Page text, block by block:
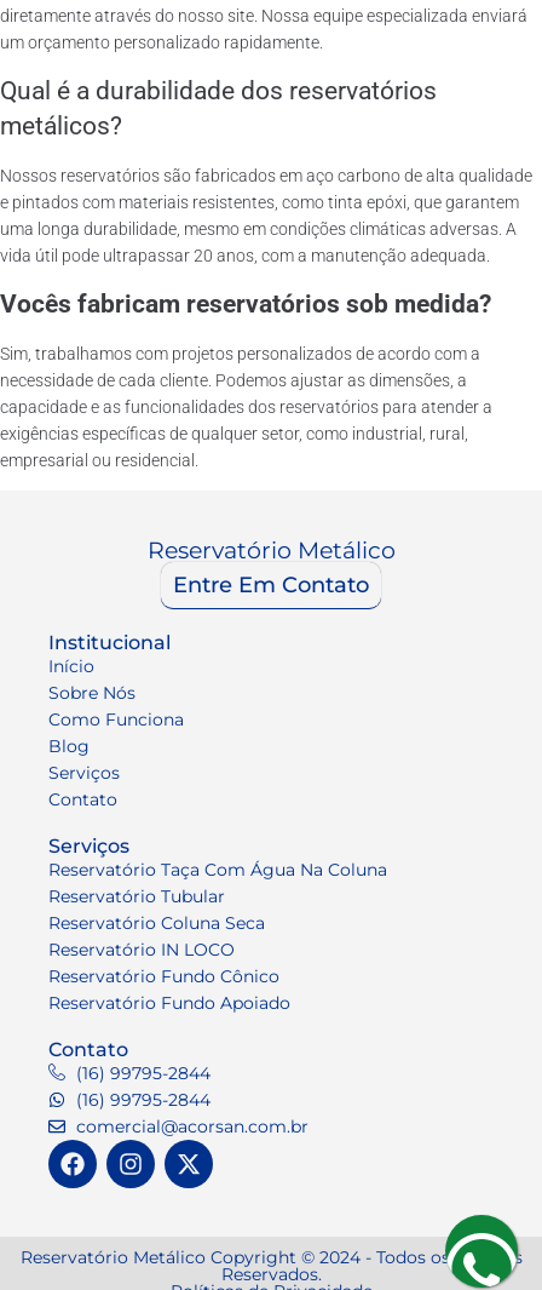
diretamente através do nosso site. Nossa equipe especializada enviará
um orçamento personalizado rapidamente.
Qual é a durabilidade dos reservatórios
metálicos?
Nossos reservatórios são fabricados em aço carbono de alta qualidade
e pintados com materiais resistentes, como tinta epóxi, que garantem
uma longa durabilidade, mesmo em condições climáticas adversas. A
vida útil pode ultrapassar 20 anos, com a manutenção adequada.
Vocês fabricam reservatórios sob medida?
Sim, trabalhamos com projetos personalizados de acordo com a
necessidade de cada cliente. Podemos ajustar as dimensões, a
capacidade e as funcionalidades dos reservatórios para atender a
exigências específicas de qualquer setor, como industrial, rural,
empresarial ou residencial.
Reservatório Metálico
Entre Em Contato
Institucional
Início
Sobre Nós
Como Funciona
Blog
Serviços
Contato
Serviços
Reservatório Taça Com Água Na Coluna
Reservatório Tubular
Reservatório Coluna Seca
Reservatório IN LOCO
Reservatório Fundo Cônico
Reservatório Fundo Apoiado
Contato
(16) 99795-2844
(16) 99795-2844
comercial@acorsan.com.br
Reservatório Metálico Copyright © 2024 - Todos os Direitos
Reservados.